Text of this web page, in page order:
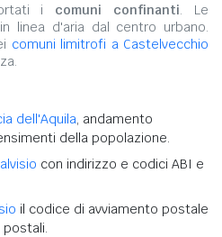
i comuni confinanti. Le
linea d'aria dal centro urbano.
comuni limitrofi a Castelvecchio
dell'Aquila, andamento
della popolazione.
con indirizzo e codici ABI e
il codice di avviamento postale
postali.